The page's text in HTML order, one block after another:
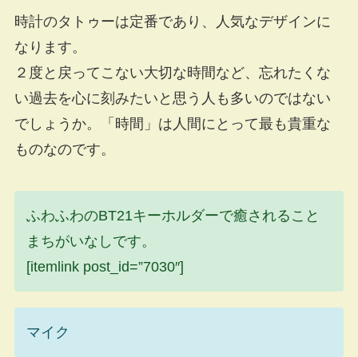
時計のタトゥーは定番であり、人気なデザインに
なります。
２度と戻ってこない大切な時間など、忘れたくな
い過去を心に刻みたいと思う人も多いのではない
でしょうか。「時間」は人間にとって最も貴重な
ものなのです。
ふわふわのBT21キーホルダーで癒されること
まちがいなしです。
[itemlink post_id=”7030″]
マイク